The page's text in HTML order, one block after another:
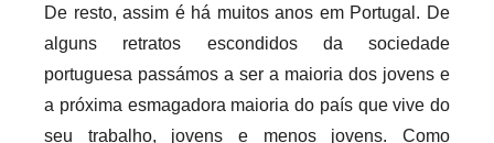
r
e
c
a
r
De resto, assim é há muitos anos em Portugal. De
alguns retratos escondidos da sociedade
portuguesa passámos a ser a maioria dos jovens e
a próxima esmagadora maioria do país que vive do
seu trabalho, jovens e menos jovens. Como